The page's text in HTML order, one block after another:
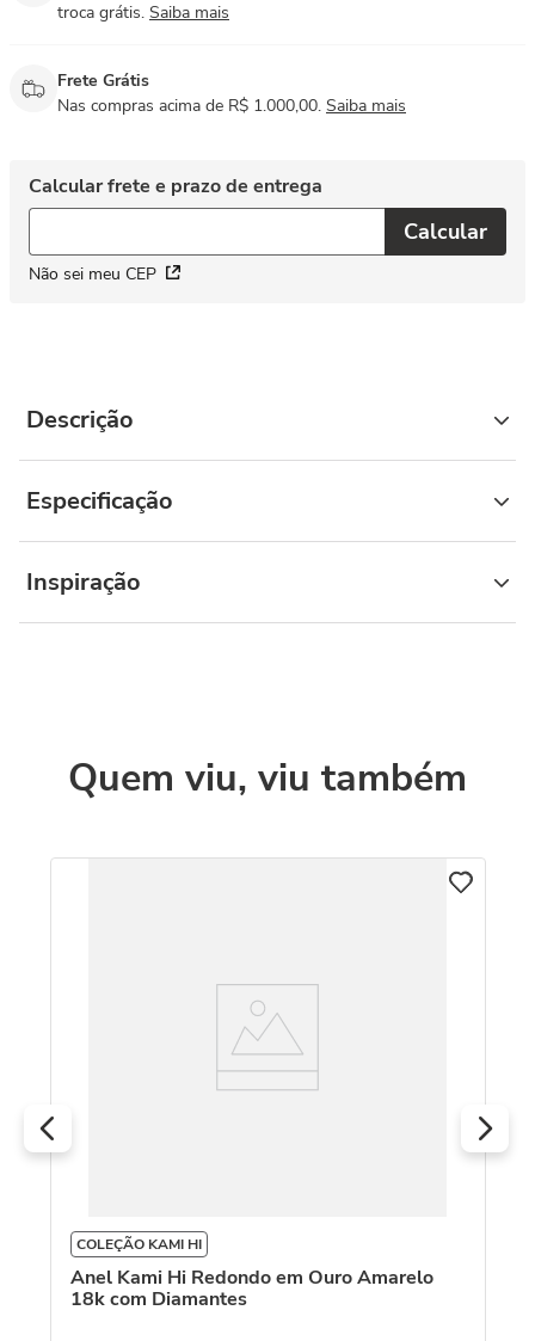
troca grátis. Saiba mais
Frete Grátis
Nas compras acima de R$ 1.000,00. Saiba mais
Não sei meu CEP
Descrição
Especificação
Inspiração
Quem viu, viu também
COLEÇÃO KAMI HI
Anel Kami Hi Redondo em Ouro Amarelo
18k com Diamantes